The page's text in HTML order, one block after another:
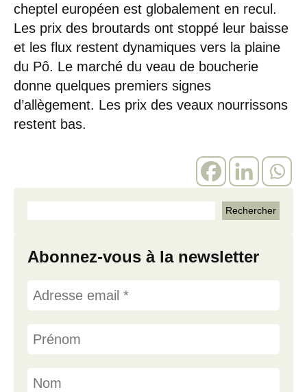
cheptel européen est globalement en recul.
Les prix des broutards ont stoppé leur baisse
et les flux restent dynamiques vers la plaine
du Pô. Le marché du veau de boucherie
donne quelques premiers signes
d’allègement. Les prix des veaux nourrissons
restent bas.
Abonnez-vous à la newsletter